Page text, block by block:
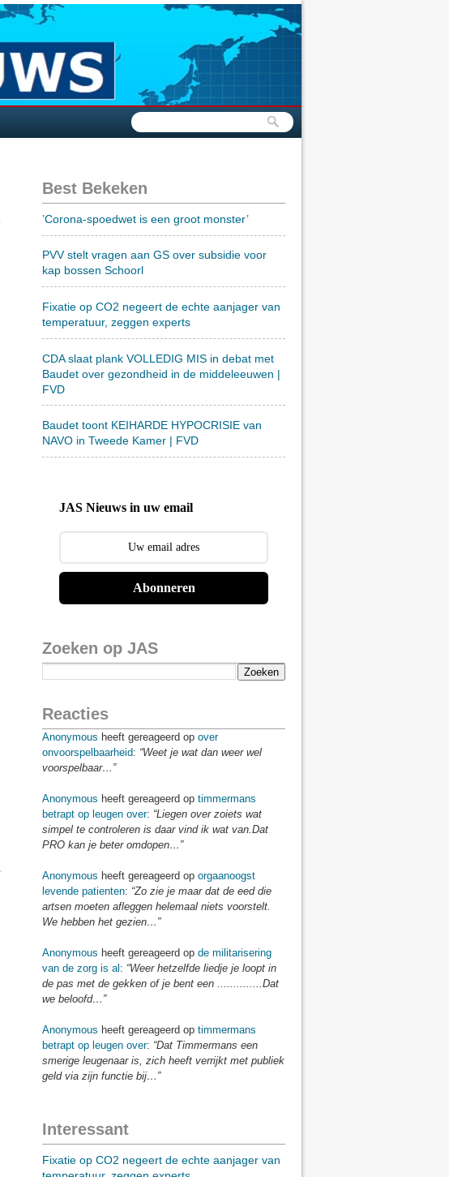
Best Bekeken
’Corona-spoedwet is een groot monster’
PVV stelt vragen aan GS over subsidie voor
kap bossen Schoorl
Fixatie op CO2 negeert de echte aanjager van
temperatuur, zeggen experts
CDA slaat plank VOLLEDIG MIS in debat met
Baudet over gezondheid in de middeleeuwen |
FVD
Baudet toont KEIHARDE HYPOCRISIE van
NAVO in Tweede Kamer | FVD
JAS Nieuws in uw email
Abonneren
Zoeken op JAS
Reacties
Anonymous heeft gereageerd op over
onvoorspelbaarheid: “Weet je wat dan weer wel
voorspelbaar…”
Anonymous heeft gereageerd op timmermans
betrapt op leugen over: “Liegen over zoiets wat
simpel te controleren is daar vind ik wat van.Dat
PRO kan je beter omdopen…”
Anonymous heeft gereageerd op orgaanoogst
levende patienten: “Zo zie je maar dat de eed die
artsen moeten afleggen helemaal niets voorstelt.
We hebben het gezien…”
Anonymous heeft gereageerd op de militarisering
van de zorg is al : “Weer hetzelfde liedje je loopt in
de pas met de gekken of je bent een ..............Dat
we beloofd…”
Anonymous heeft gereageerd op timmermans
betrapt op leugen over: “Dat Timmermans een
smerige leugenaar is, zich heeft verrijkt met publiek
geld via zijn functie bij…”
Interessant
Fixatie op CO2 negeert de echte aanjager van